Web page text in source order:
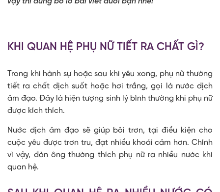
KHI QUAN HỆ PHỤ NỮ TIẾT RA CHẤT GÌ?
Trong khi hành sự hoặc sau khi yêu xong, phụ nữ thường
tiết ra chất dịch suốt hoặc hơi trắng, gọi là nước dịch
âm đạo. Đây là hiện tượng sinh lý bình thường khi phụ nữ
được kích thích.
Nước dịch âm đạo sẽ giúp bôi trơn, tại điều kiện cho
cuộc yêu được trơn tru, đạt nhiều khoái cảm hơn. Chính
vì vậy, đàn ông thường thích phụ nữ ra nhiều nước khi
quan hệ.